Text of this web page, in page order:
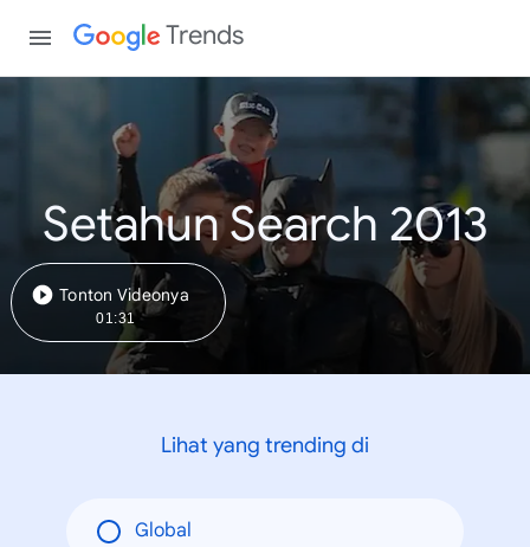
Trends
Setahun Search 2013
Tonton Videonya
01:31
Lihat yang trending di
Global